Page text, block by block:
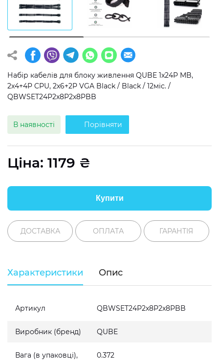
Операційна система
Windows 11 Home
Windows 11 Pro
Без ОС
Тип накопичувача
SSD
HDD
SSD + HDD
Додатково
RGB-підсвічування
Розблокований множник CPU
Надшвидкий M.2 SSD NVME
Набір кабелів для блоку живлення QUBE 1x24P MB,
2x4+4P CPU, 2x6+2P VGA Black / Black / 12міс. /
QBWSET24P2x8P2x8PBB
В наявності Порівняти
Ціна: 1179 ₴
Купити
ДОСТАВКА ОПЛАТА ГАРАНТІЯ
Характеристики Опис
Артикул QBWSET24P2x8P2x8PBB
Виробник (бренд) QUBE
Вага (в упаковці),
0.372